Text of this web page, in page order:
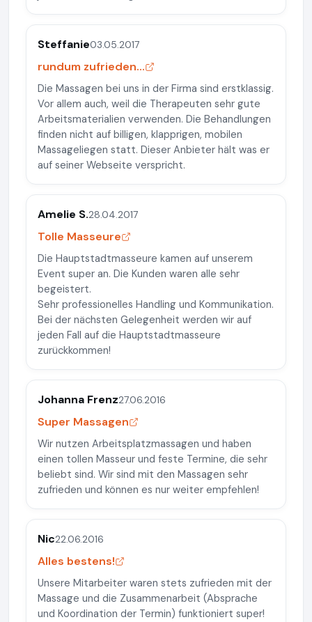
Steffanie03.05.2017
rundum zufrieden...
Die Massagen bei uns in der Firma sind erstklassig.
Vor allem auch, weil die Therapeuten sehr gute
Arbeitsmaterialien verwenden. Die Behandlungen
finden nicht auf billigen, klapprigen, mobilen
Massageliegen statt. Dieser Anbieter hält was er
auf seiner Webseite verspricht.
Amelie S.28.04.2017
Tolle Masseure
Die Hauptstadtmasseure kamen auf unserem
Event super an. Die Kunden waren alle sehr
begeistert.
Sehr professionelles Handling und Kommunikation.
Bei der nächsten Gelegenheit werden wir auf
jeden Fall auf die Hauptstadtmasseure
zurückkommen!
Johanna Frenz27.06.2016
Super Massagen
Wir nutzen Arbeitsplatzmassagen und haben
einen tollen Masseur und feste Termine, die sehr
beliebt sind. Wir sind mit den Massagen sehr
zufrieden und können es nur weiter empfehlen!
Nic22.06.2016
Alles bestens!
Unsere Mitarbeiter waren stets zufrieden mit der
Massage und die Zusammenarbeit (Absprache
und Koordination der Termin) funktioniert super!